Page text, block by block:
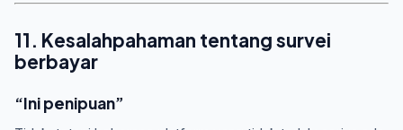
11. Kesalahpahaman tentang survei
berbayar
“Ini penipuan”